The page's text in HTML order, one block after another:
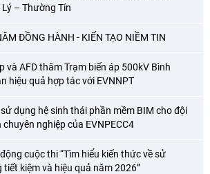
– Thường Tín
ĐỒNG HÀNH - KIẾN TẠO NIỀM TIN
và AFD thăm Trạm biến áp 500kV Bình
hiệu quả hợp tác với EVNNPT
dụng hệ sinh thái phần mềm BIM cho đội
nghiệp của EVNPECC4
cuộc thi “Tìm hiểu kiến thức về sử
kiệm và hiệu quả năm 2026”